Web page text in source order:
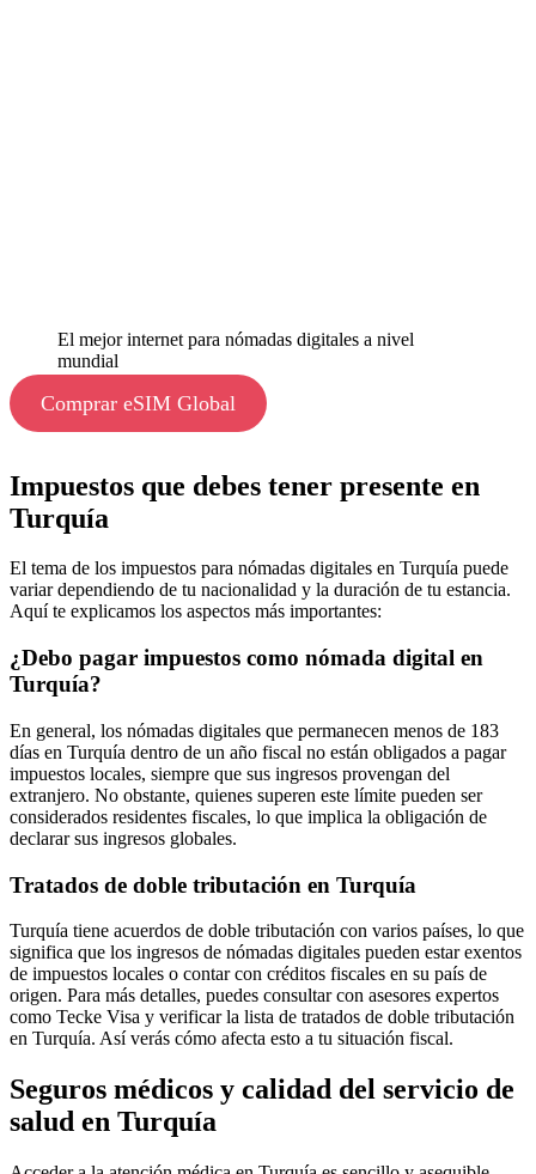
El mejor internet para nómadas digitales a nivel
mundial
Comprar eSIM Global
Impuestos que debes tener presente en
Turquía
El tema de los impuestos para nómadas digitales en Turquía puede
variar dependiendo de tu nacionalidad y la duración de tu estancia.
Aquí te explicamos los aspectos más importantes:
¿Debo pagar impuestos como nómada digital en
Turquía?
En general, los nómadas digitales que permanecen menos de 183
días en Turquía dentro de un año fiscal no están obligados a pagar
impuestos locales, siempre que sus ingresos provengan del
extranjero. No obstante, quienes superen este límite pueden ser
considerados residentes fiscales, lo que implica la obligación de
declarar sus ingresos globales.
Tratados de doble tributación en Turquía
Turquía tiene acuerdos de doble tributación con varios países, lo que
significa que los ingresos de nómadas digitales pueden estar exentos
de impuestos locales o contar con créditos fiscales en su país de
origen. Para más detalles, puedes consultar con asesores expertos
como Tecke Visa y verificar la lista de tratados de doble tributación
en Turquía. Así verás cómo afecta esto a tu situación fiscal.
Seguros médicos y calidad del servicio de
salud en Turquía